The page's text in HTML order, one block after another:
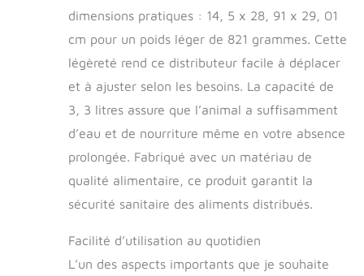
compagnie pendant
6 à 8 jours et les
grands animaux de
compagnie pendant
2 à 4 jours. Vous
pouvez sortir en
sans vous soucier
que votre animal ait
faim ou soif
Matériaux sûrs : la
mangeoire est
matériau de qualité
alimentaire PET +
dimensions pratiques : 14, 5 x 28, 91 x 29, 01
cm pour un poids léger de 821 grammes. Cette
légèreté rend ce distributeur facile à déplacer
et à ajuster selon les besoins. La capacité de
3, 3 litres assure que l’animal a suffisamment
d’eau et de nourriture même en votre absence
prolongée. Fabriqué avec un matériau de
qualité alimentaire, ce produit garantit la
sécurité sanitaire des aliments distribués.
Facilité d’utilisation au quotidien
L’un des aspects importants que je souhaite